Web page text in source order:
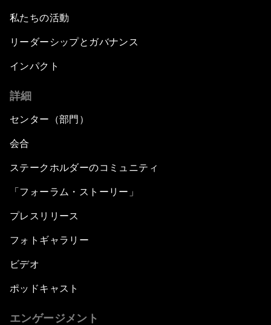
私たちの活動
リーダーシップとガバナンス
インパクト
詳細
センター（部門）
会合
ステークホルダーのコミュニティ
「フォーラム・ストーリー」
プレスリリース
フォトギャラリー
ビデオ
ポッドキャスト
エンゲージメント